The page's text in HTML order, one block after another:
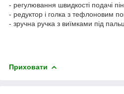
- регулювання швидкості подачі
- редуктор і голка з тефлоновим
- зручна ручка з виїмками під
Приховати